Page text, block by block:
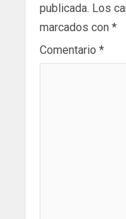
publicada. Los
marcados con *
Comentario *